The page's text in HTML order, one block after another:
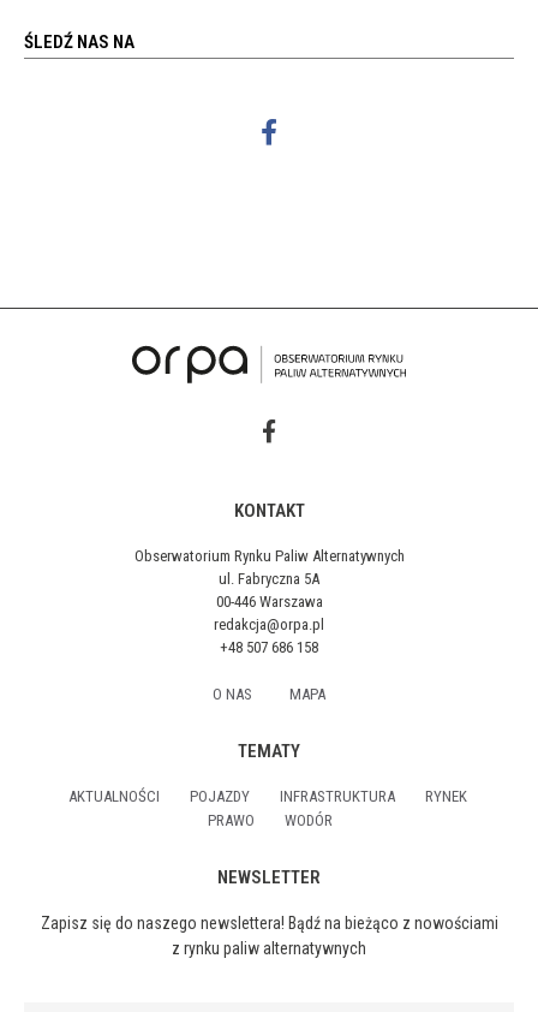
ŚLEDŹ NAS NA
KONTAKT
Obserwatorium Rynku Paliw Alternatywnych
ul. Fabryczna 5A
00-446 Warszawa
redakcja@orpa.pl
+48 507 686 158
O NAS MAPA
TEMATY
AKTUALNOŚCI POJAZDY INFRASTRUKTURA
RYNEK
PRAWO
WODÓR
NEWSLETTER
Zapisz się do naszego newslettera! Bądź na bieżąco z nowościami
z rynku paliw alternatywnych